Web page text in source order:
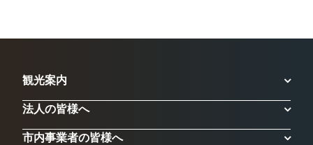
観光案内
法人の皆様へ
市内事業者の皆様へ